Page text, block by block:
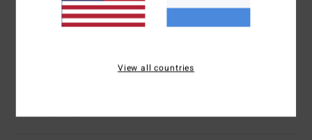
Elastisch Koord En Stoppers
Branding:Siliconen Patch
View all countries